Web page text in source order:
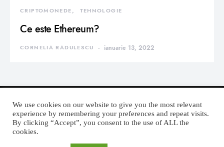
CRIPTOMONEDE TEHNOLOGIE
Ce este Ethereum?
CORNELIA RADULESCU ianuarie 13, 2022
DEVORATOR MONDEN
We use cookies on our website to give you the most relevant
experience by remembering your preferences and repeat visits.
By clicking “Accept”, you consent to the use of ALL the
cookies.